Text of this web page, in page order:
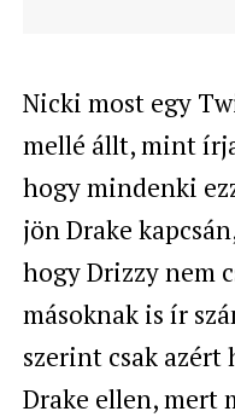
Nicki most egy
mellé állt, mint
hogy mindenki
jön Drake
hogy Drizzy nem
másoknak is ír
szerint csak azért
Drake ellen, mert